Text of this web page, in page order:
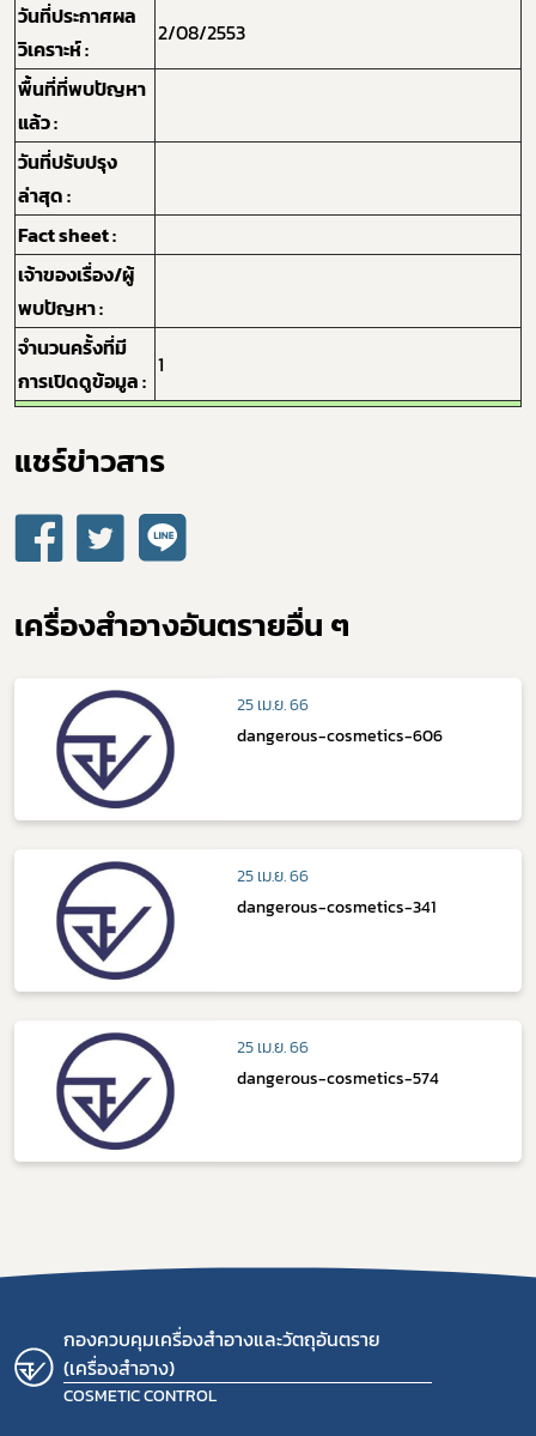
วันที่ประกาศผล
วิเคราะห์ :
2/08/2553
พื้นที่ที่พบปัญหา
แล้ว :
วันที่ปรับปรุง
ล่าสุด :
Fact sheet :
เจ้าของเรื่อง/ผู้
พบปัญหา :
จำนวนครั้งที่มี
การเปิดดูข้อมูล :
1
แชร์ข่าวสาร​
เครื่องสำอางอันตรายอื่น ๆ
25 เม.ย. 66
dangerous-cosmetics-606
25 เม.ย. 66
dangerous-cosmetics-341
25 เม.ย. 66
dangerous-cosmetics-574
กองควบคุมเครื่องสำอางและวัตถุอันตราย
(เครื่องสำอาง)
COSMETIC CONTROL
Subscribe
กฎหมาย